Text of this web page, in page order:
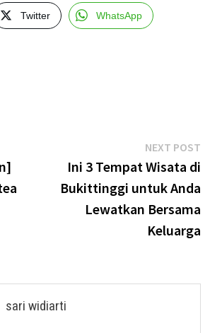
Twitter WhatsApp
NEXT POST
Ini 3 Tempat Wisata di
Bukittinggi untuk Anda
Lewatkan Bersama
Keluarga
sari widiarti